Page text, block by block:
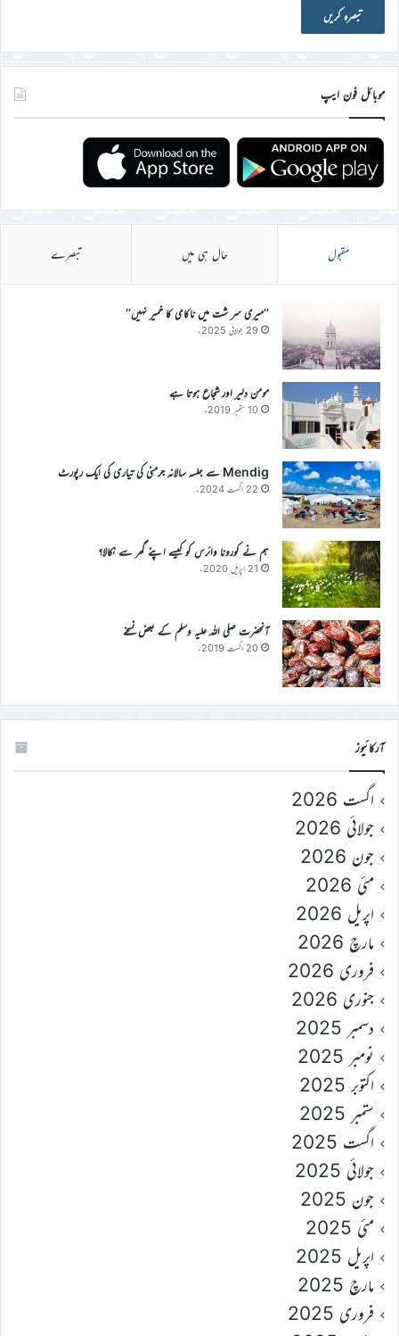
موبائل فون ایپ
مقبول حال ہی میں تبصرے
’’میری سر شت میں ناکامی کا خمیر نہیں‘‘
29 جولائی 2025ء
مومن دلیر اور شجاع ہوتا ہے
10 ستمبر 2019ء
Mendig سے جلسہ سالانہ جرمنی کی تیاری کی ایک رپورٹ
22 اگست 2024ء
ہم نے کورونا وائرس کو کیسے اپنے گھر سے نکالا؟
21 اپریل 2020ء
آنحضرت صلی اللہ علیہ وسلم کے بعض نسخے
20 اگست 2019ء
آرکائیوز
اگست 2026
جولائی 2026
جون 2026
مئی 2026
اپریل 2026
مارچ 2026
فروری 2026
جنوری 2026
دسمبر 2025
نومبر 2025
اکتوبر 2025
ستمبر 2025
اگست 2025
جولائی 2025
جون 2025
مئی 2025
اپریل 2025
مارچ 2025
فروری 2025